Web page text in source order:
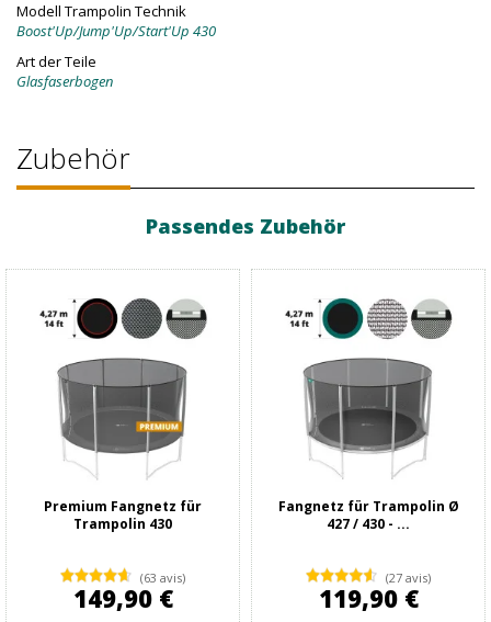
Modell Trampolin Technik
Boost'Up/Jump'Up/Start'Up 430
Art der Teile
Glasfaserbogen
Zubehör
Passendes Zubehör
Premium Fangnetz für
Trampolin 430
(63 avis)
149,90 €
Fangnetz für Trampolin Ø
427 / 430 - ...
(27 avis)
119,90 €